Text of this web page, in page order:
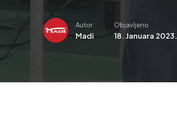
Autor
Madi
Objavljeno
18. Januara 2023.